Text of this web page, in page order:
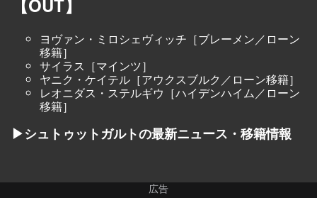
ヨヴァン・ミロシェヴィッチ［ブレーメン／ローン
移籍］
サイラス［マインツ］
ヤニク・ケイテル［アウクスブルク／ローン移籍］
レオニダス・ステルギウ［ハイデンハイム／ローン
移籍］
▶シュトゥットガルトの最新ニュース・移籍情報